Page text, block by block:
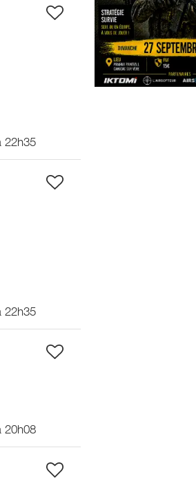
22h35
22h35
20h08